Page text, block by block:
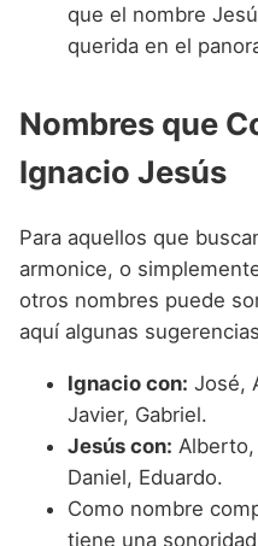
que el nombre
querida en el
Nombres que
Ignacio Jesús
Para aquellos que
armonice, o
otros nombres puede
aquí algunas
Ignacio con: José,
Javier, Gabriel.
Jesús con: Alberto,
Daniel, Eduardo.
Como nombre
tiene una